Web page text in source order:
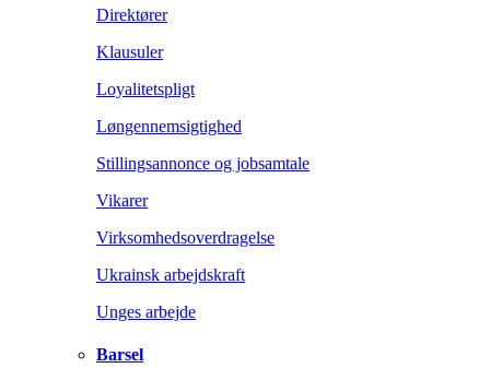
Direktører
Klausuler
Loyalitetspligt
Løngennemsigtighed
Stillingsannonce og jobsamtale
Vikarer
Virksomhedsoverdragelse
Ukrainsk arbejdskraft
Unges arbejde
Barsel